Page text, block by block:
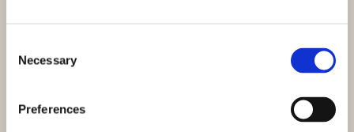
Selection
Necessary
Preferences
i v případě, že s osobou, se kterou ho agentura přivedla do
kontaktu, uzavřel právní obchod, který je odlišný od toho,
který byl zprostředkován. , která má stejnou hodnotu jako
právní transakce, nebo která dosahuje stejného účelu jako